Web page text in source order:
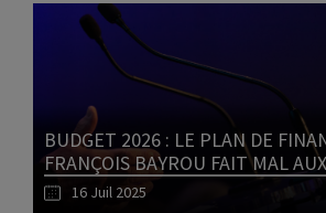
BUDGET 2026 : LE PLAN DE
FRANÇOIS BAYROU FAIT MAL
16 Juil 2025